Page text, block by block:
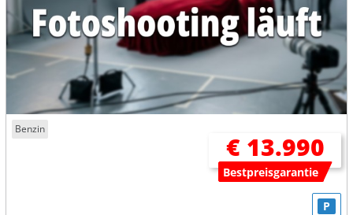
Benzin
€ 13.990
Bestpreisgarantie
P